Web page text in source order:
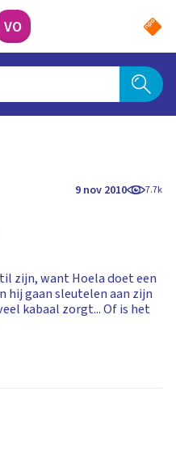
VO
9 nov 2010 7.7k
zijn, want Hoela doet een
hij gaan sleutelen aan zijn
kabaal zorgt... Of is het